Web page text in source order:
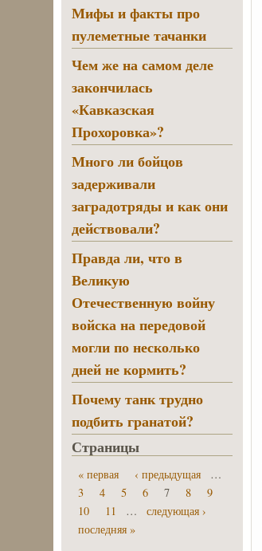
Мифы и факты про
пулеметные тачанки
Чем же на самом деле
закончилась
«Кавказская
Прохоровка»?
Много ли бойцов
задерживали
заградотряды и как они
действовали?
Правда ли, что в
Великую
Отечественную войну
войска на передовой
могли по несколько
дней не кормить?
Почему танк трудно
подбить гранатой?
Страницы
« первая ‹ предыдущая
…
3
4 5 6 7 8
9
10
11 …
следующая ›
последняя »